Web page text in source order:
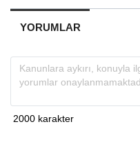
YORUMLAR